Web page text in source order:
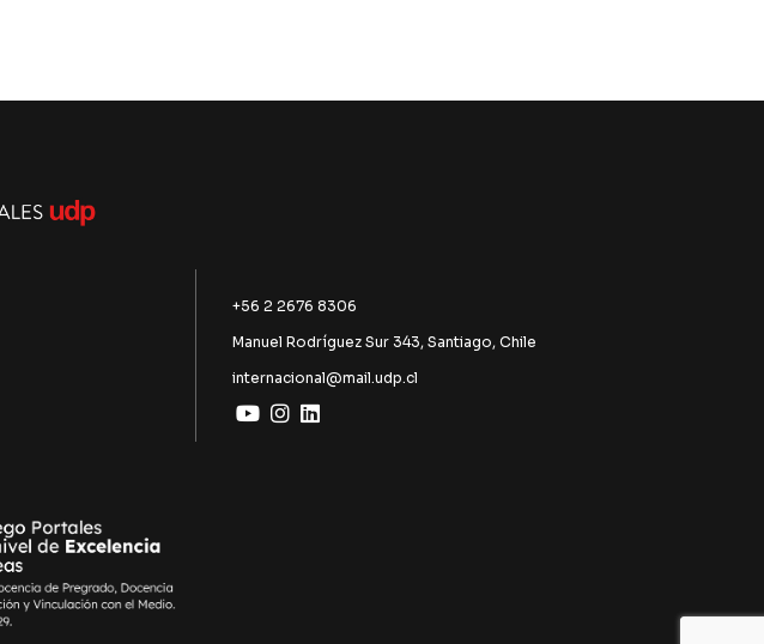
+56 2 2676 8306
Manuel Rodríguez Sur 343, Santiago, Chile
internacional@mail.udp.cl